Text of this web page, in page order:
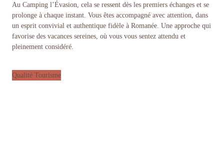
Au Camping l’Évasion, cela se ressent dès les premiers échanges et se
prolonge à chaque instant. Vous êtes accompagné avec attention, dans
un esprit convivial et authentique fidèle à Romanée. Une approche qui
favorise des vacances sereines, où vous vous sentez attendu et
pleinement considéré.
Qualité Tourisme